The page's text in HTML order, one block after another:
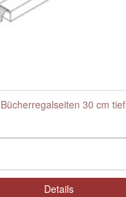
30 cm tief
Details